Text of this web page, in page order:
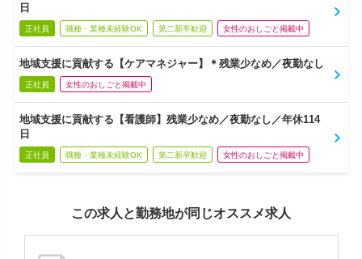
日
正社員 職種・業種未経験OK 第二新卒歓迎 女性のおしごと掲載中
地域支援に貢献する【ケアマネジャー】＊残業少なめ／夜勤なし
正社員 女性のおしごと掲載中
地域支援に貢献する【看護師】残業少なめ／夜勤なし／年休114
日
正社員 職種・業種未経験OK 第二新卒歓迎 女性のおしごと掲載中
この求人と勤務地が同じオススメ求人